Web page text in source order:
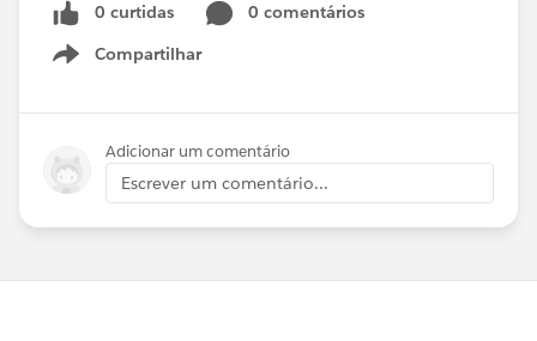
0 curtidas
0 comentários
Compartilhar
Show menu
Adicionar um comentário
Escrever um comentário...